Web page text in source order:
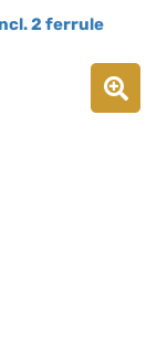
2 ferrule